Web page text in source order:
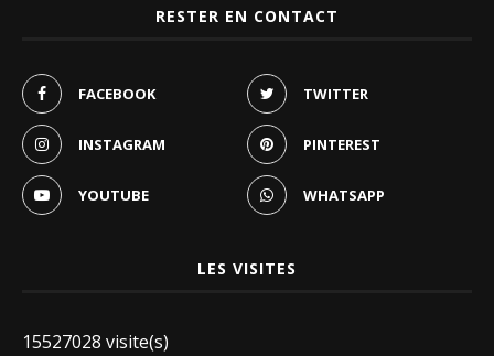
RESTER EN CONTACT
FACEBOOK TWITTER
INSTAGRAM PINTEREST
YOUTUBE WHATSAPP
LES VISITES
15527028 visite(s)